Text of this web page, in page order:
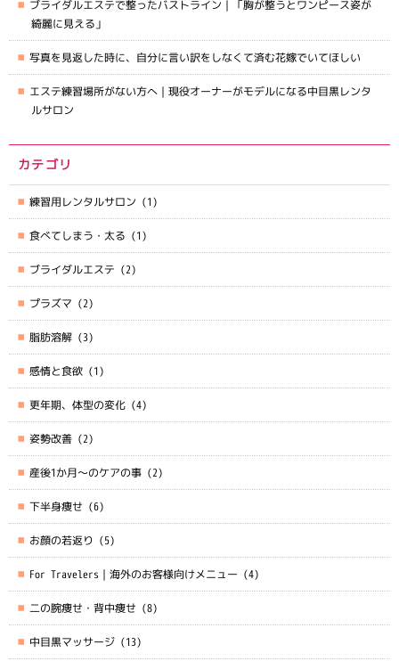
ブライダルエステで整ったバストライン｜「胸が整うとワンピース姿が
綺麗に見える」
写真を見返した時に、自分に言い訳をしなくて済む花嫁でいてほしい
エステ練習場所がない方へ｜現役オーナーがモデルになる中目黒レンタ
ルサロン
カテゴリ
練習用レンタルサロン (1)
食べてしまう・太る (1)
ブライダルエステ (2)
プラズマ (2)
脂肪溶解 (3)
感情と食欲 (1)
更年期、体型の変化 (4)
姿勢改善 (2)
産後1か月～のケアの事 (2)
下半身痩せ (6)
お顔の若返り (5)
For Travelers｜海外のお客様向けメニュー (4)
二の腕痩せ・背中痩せ (8)
中目黒マッサージ (13)